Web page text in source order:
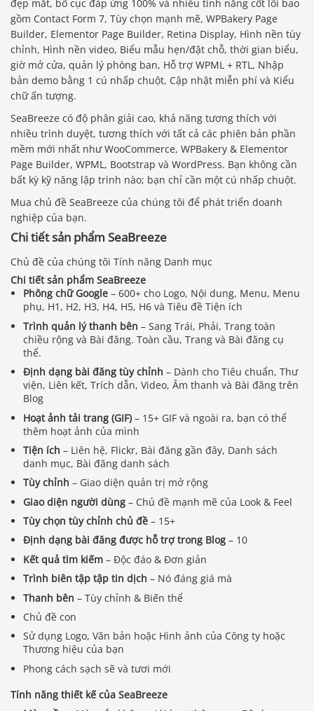
đẹp mắt, bố cục đáp ứng 100% và nhiều tính năng cốt lõi bao
gồm Contact Form 7, Tùy chọn mạnh mẽ, WPBakery Page
Builder, Elementor Page Builder, Retina Display, Hình nền tùy
chỉnh, Hình nền video, Biểu mẫu hẹn/đặt chỗ, thời gian biểu,
giờ mở cửa, quản lý phòng ban, Hỗ trợ WPML + RTL, Nhập
bản demo bằng 1 cú nhấp chuột, Cập nhật miễn phí và Kiểu
chữ ấn tượng.
SeaBreeze có độ phân giải cao, khả năng tương thích với
nhiều trình duyệt, tương thích với tất cả các phiên bản phần
mềm mới nhất như WooCommerce, WPBakery & Elementor
Page Builder, WPML, Bootstrap và WordPress. Bạn không cần
bất kỳ kỹ năng lập trình nào; bạn chỉ cần một cú nhấp chuột.
Mua chủ đề SeaBreeze của chúng tôi để phát triển doanh
nghiệp của bạn.
Chi tiết sản phẩm SeaBreeze
Chủ đề của chúng tôi Tính năng Danh mục
Chi tiết sản phẩm SeaBreeze
Phông chữ Google – 600+ cho Logo, Nội dung, Menu, Menu
phụ, H1, H2, H3, H4, H5, H6 và Tiêu đề Tiện ích
Trình quản lý thanh bên – Sang Trái, Phải, Trang toàn
chiều rộng và Bài đăng. Toàn cầu, Trang và Bài đăng cụ
thể.
Định dạng bài đăng tùy chỉnh – Dành cho Tiêu chuẩn, Thư
viện, Liên kết, Trích dẫn, Video, Âm thanh và Bài đăng trên
Blog
Hoạt ảnh tải trang (GIF) – 15+ GIF và ngoài ra, bạn có thể
thêm hoạt ảnh của mình
Tiện ích – Liên hệ, Flickr, Bài đăng gần đây, Danh sách
danh mục, Bài đăng danh sách
Tùy chỉnh – Giao diện quản trị mở rộng
Giao diện người dùng – Chủ đề mạnh mẽ của Look & Feel
Tùy chọn tùy chỉnh chủ đề – 15+
Định dạng bài đăng được hỗ trợ trong Blog – 10
Kết quả tìm kiếm – Độc đáo & Đơn giản
Trình biên tập tập tin dịch – Nó đáng giá mà
Thanh bên – Tùy chỉnh & Biến thể
Chủ đề con
Sử dụng Logo, Văn bản hoặc Hình ảnh của Công ty hoặc
Thương hiệu của bạn
Phong cách sạch sẽ và tươi mới
Tính năng thiết kế của SeaBreeze